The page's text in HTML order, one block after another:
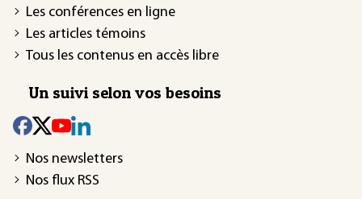
Les conférences en ligne
Les articles témoins
Tous les contenus en accès libre
Un suivi selon vos besoins
Nos newsletters
Nos flux RSS